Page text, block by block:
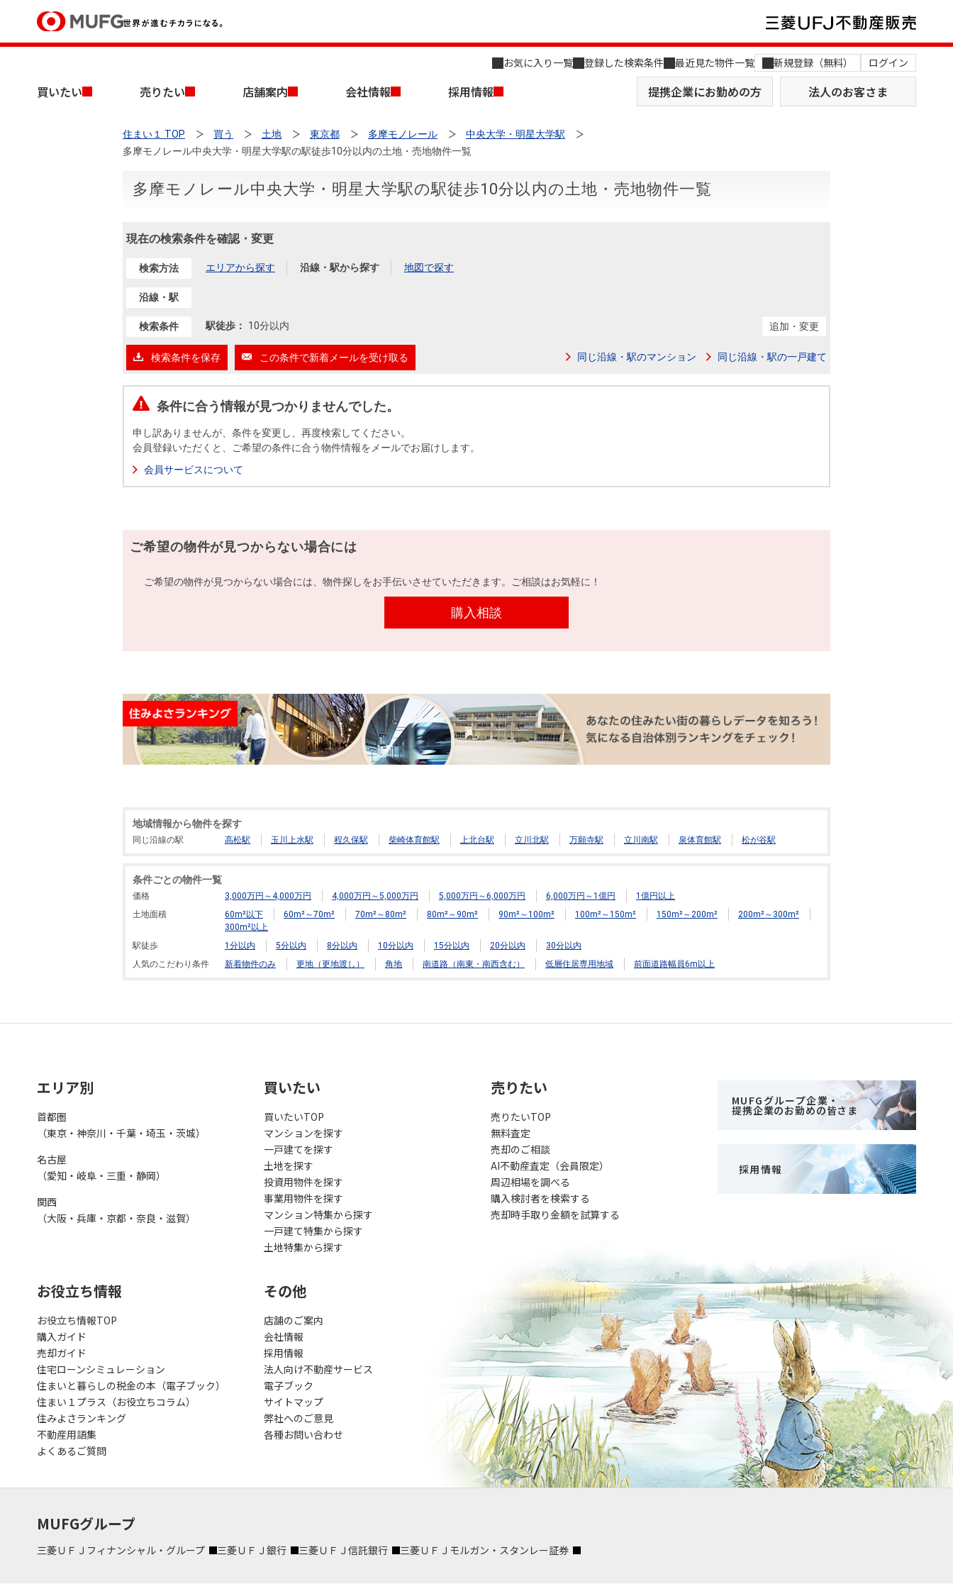
お気に入り一覧 登録した検索条件 最近見た物件一覧 新規登録（無料） ログイン
買いたい 売りたい 店舗案内 会社情報 採用情報 提携企業にお勤めの方 法人のお客さま
買いたいTOP
中古マンションを探す
投資用物件を探す
売りたいTOP
無料査定
売却時手取り金額試算
店舗案内TOP
店舗のご案内（首都圏）
会社情報TOP
組織図
会社案内（電子ブック版）
採用情報TOP
売りたい
住まい１ TOP 買う 土地 東京都 多摩モノレール
中央大学・明星大学駅
多摩モノレール中央大学・明星大学駅の駅徒歩10分以内の土地・売地物件一覧
多摩モノレール中央大学・明星大学駅の駅徒歩10分以内の土地・売地物件一覧
現在の検索条件を確認・変更
検索方法 エリアから探す 沿線・駅から探す 地図で探す
沿線・駅
検索条件 駅徒歩： 10分以内 追加・変更
検索条件を保存 この条件で新着メールを受け取る 同じ沿線・駅のマンション 同じ沿線・駅の一戸建て
条件に合う情報が見つかりませんでした。
申し訳ありませんが、条件を変更し、再度検索してください。
会員登録いただくと、ご希望の条件に合う物件情報をメールでお届けします。
会員サービスについて
ご希望の物件が見つからない場合には
ご希望の物件が見つからない場合には、物件探しをお手伝いさせていただきます。ご相談はお気軽に！
購入相談
地域情報から物件を探す
同じ沿線の駅 高松駅 玉川上水駅 程久保駅 柴崎体育館駅 上北台駅 立川北駅 万願寺駅 立川南駅 泉体育館駅 松が谷駅
条件ごとの物件一覧
価格 3,000万円～4,000万円 4,000万円～5,000万円 5,000万円～6,000万円 6,000万円～1億円
1億円以上
土地面積
60m²以下 60m²～70m² 70m²～80m² 80m²～90m² 90m²～100m² 100m²～150m² 150m²～200m²
200m²～300m²
300m²以上
駅徒歩
1分以内 5分以内 8分以内 10分以内 15分以内 20分以内
30分以内
人気のこだわり条件
新着物件のみ 更地（更地渡し） 角地 南道路（南東・南西含む） 低層住居専用地域 前面道路幅員6m以上
エリア別
首都圏
（東京・神奈川・千葉・埼玉・茨城）
名古屋
（愛知・岐阜・三重・静岡）
関西
（大阪・兵庫・京都・奈良・滋賀）
買いたい
買いたいTOP
マンションを探す
一戸建てを探す
土地を探す
投資用物件を探す
事業用物件を探す
マンション特集から探す
一戸建て特集から探す
土地特集から探す
売りたい
売りたいTOP
無料査定
売却のご相談
AI不動産査定（会員限定）
周辺相場を調べる
購入検討者を検索する
売却時手取り金額を試算する
MUFGグループ企業・
提携企業のお勤めの皆さま
採用情報
お役立ち情報
お役立ち情報TOP
購入ガイド
売却ガイド
住宅ローンシミュレーション
住まいと暮らしの税金の本（電子ブック）
住まい１プラス（お役立ちコラム）
住みよさランキング
不動産用語集
よくあるご質問
その他
店舗のご案内
会社情報
採用情報
法人向け不動産サービス
電子ブック
サイトマップ
弊社へのご意見
各種お問い合わせ
MUFGグループ
三菱ＵＦＪフィナンシャル・グループ 三菱ＵＦＪ銀行 三菱ＵＦＪ信託銀行 三菱ＵＦＪモルガン・スタンレー証券